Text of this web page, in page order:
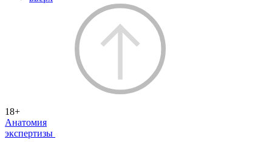
18+
Анатомия
экспертизы